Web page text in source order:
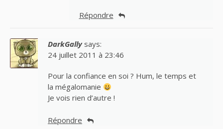
Répondre
DarkGally says:
24 juillet 2011 à 23:46
Pour la confiance en soi ? Hum, le temps et
la mégalomanie
Je vois rien d’autre !
Répondre